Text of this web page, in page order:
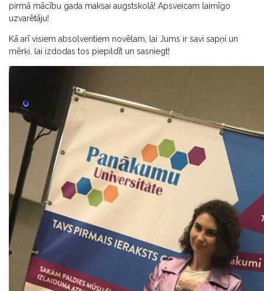
pirmā mācību gada maksai augstskolā! Apsveicam laimīgo
uzvarētāju!
Kā arī visiem absolventiem novēlam, lai Jums ir savi sapņi un
mērķi, lai izdodas tos piepildīt un sasniegt!